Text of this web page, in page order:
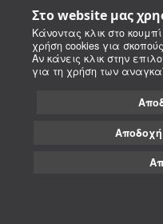
Στο website μας
Κάνοντας κλικ στο
χρήση cookies για
Αν κάνεις κλικ στην
για τη χρήση των